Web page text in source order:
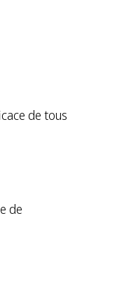
de tous
de